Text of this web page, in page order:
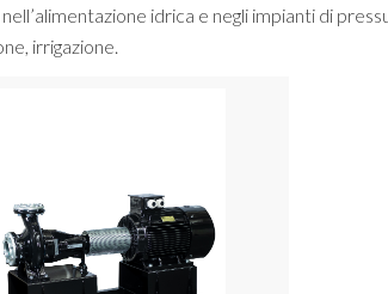
idrica e negli impianti di
irrigazione.